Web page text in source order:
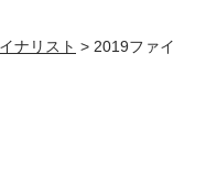
ナリスト > 2019ファイ